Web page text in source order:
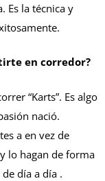
Es la técnica y
en corredor?
“Karts”. Es algo
nació.
a en vez de
lo hagan de forma
día a día .